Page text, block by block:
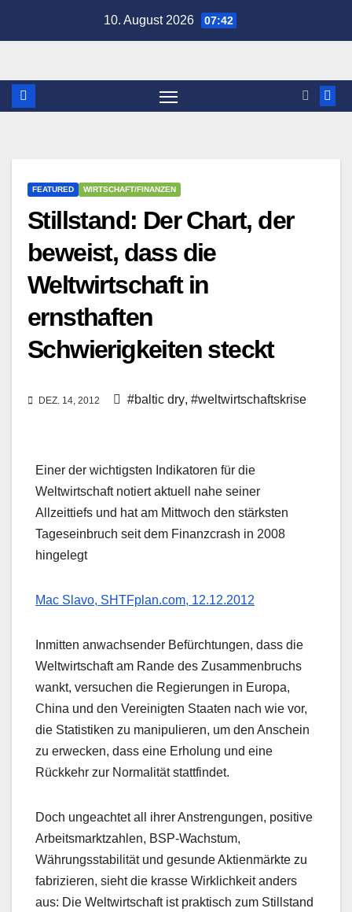
10. August 2026 07:42
FEATURED WIRTSCHAFT/FINANZEN
Stillstand: Der Chart, der
beweist, dass die
Weltwirtschaft in
ernsthaften
Schwierigkeiten steckt
DEZ. 14, 2012 #baltic dry, #weltwirtschaftskrise
Einer der wichtigsten Indikatoren für die
Weltwirtschaft notiert aktuell nahe seiner
Allzeittiefs und hat am Mittwoch den stärksten
Tageseinbruch seit dem Finanzcrash in 2008
hingelegt
Mac Slavo, SHTFplan.com, 12.12.2012
Inmitten anwachsender Befürchtungen, dass die
Weltwirtschaft am Rande des Zusammenbruchs
wankt, versuchen die Regierungen in Europa,
China und den Vereinigten Staaten nach wie vor,
die Statistiken zu manipulieren, um den Anschein
zu erwecken, dass eine Erholung und eine
Rückkehr zur Normalität stattfindet.
Doch ungeachtet all ihrer Anstrengungen, positive
Arbeitsmarktzahlen, BSP-Wachstum,
Währungsstabilität und gesunde Aktienmärkte zu
fabrizieren, sieht die krasse Wirklichkeit anders
aus: Die Weltwirtschaft ist praktisch zum Stillstand